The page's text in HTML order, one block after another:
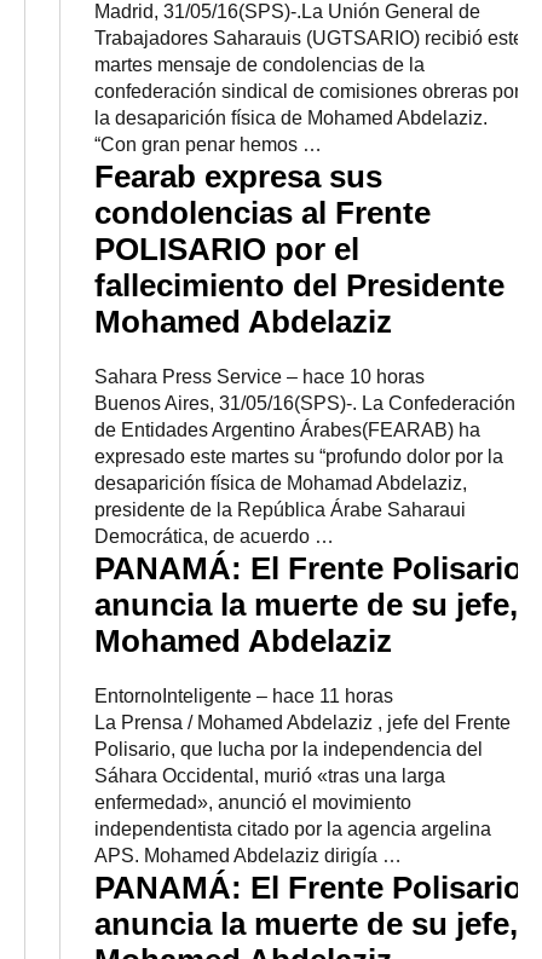
Madrid, 31/05/16(SPS)-.La Unión General de
Trabajadores Saharauis (UGTSARIO) recibió este
martes mensaje de condolencias de la
confederación sindical de comisiones obreras por
la desaparición física de Mohamed Abdelaziz.
“Con gran penar hemos …
Fearab expresa sus
condolencias al Frente
POLISARIO por el
fallecimiento del Presidente
Mohamed Abdelaziz
Sahara Press Service – ‎hace 10 horas‎
Buenos Aires, 31/05/16(SPS)-. La Confederación
de Entidades Argentino Árabes(FEARAB) ha
expresado este martes su “profundo dolor por la
desaparición física de Mohamad Abdelaziz,
presidente de la República Árabe Saharaui
Democrática, de acuerdo …
PANAMÁ: El Frente Polisario
anuncia la muerte de su jefe,
Mohamed Abdelaziz
EntornoInteligente – ‎hace 11 horas‎
La Prensa / Mohamed Abdelaziz , jefe del Frente
Polisario, que lucha por la independencia del
Sáhara Occidental, murió «tras una larga
enfermedad», anunció el movimiento
independentista citado por la agencia argelina
APS. Mohamed Abdelaziz dirigía …
PANAMÁ: El Frente Polisario
anuncia la muerte de su jefe,